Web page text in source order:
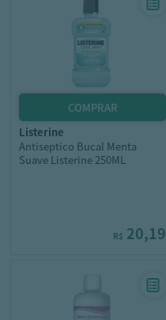
listerine
Antiseptico Bucal Menta
Suave Listerine 250ML
R$ 20,19